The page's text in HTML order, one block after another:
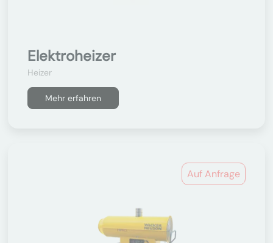
Elektroheizer
Heizer
Mehr erfahren
Auf Anfrage